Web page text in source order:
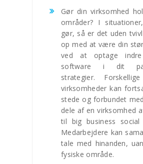
Gør din virksomhed
områder? I
gør, så er det uden
op med at være din
ved at optage
software i dit
strategier.
virksomheder kan
stede og forbundet
dele af en virksomhed
til big business social
Medarbejdere kan
tale med hinanden,
fysiske område.